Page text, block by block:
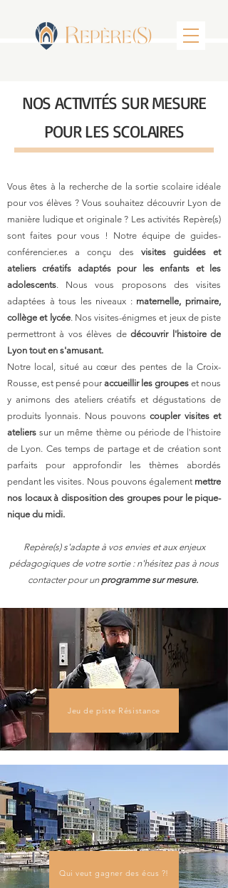
NOS ACTIVITÉS SUR MESURE
POUR LES SCOLAIRES
Vous êtes à la recherche de la sortie scolaire idéale
pour vos élèves ? Vous souhaitez découvrir Lyon de
manière ludique et originale ? Les activités Repère(s)
sont faites pour vous ! Notre équipe de guides-
conférencier.es a conçu des visites guidées et
ateliers créatifs adaptés pour les enfants et les
adolescents. Nous vous proposons des visites
adaptées à tous les niveaux : maternelle, primaire,
collège et lycée. Nos visites-énigmes et jeux de piste
permettront à vos élèves dedécouvrir l'histoire de
Lyon tout en s'amusant.
Notre local, situé au cœur des pentes de la Croix-
Rousse, est pensé pour accueillir les groupes et nous
y animons des ateliers créatifs et dégustations de
produits lyonnais. Nous pouvonscoupler visites et
ateliers sur un même thème ou période de l'histoire
de Lyon. Ces temps de partage et de création sont
parfaits pour approfondir les thèmes abordés
pendant les visites. Nous pouvons également mettre
nos locaux à disposition des groupes pour le pique-
nique du midi.
Repère(s) s'adapte à vos envies et aux enjeux
pédagogiques de votre sortie : n'hésitez pas à nous
contacter pour un programme sur mesure.
Jeu de piste Résistance
Qui veut gagner des écus ?!